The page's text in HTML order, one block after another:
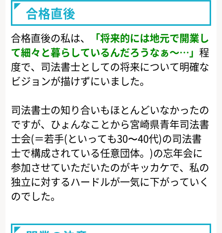
合格直後
合格直後の私は、
「将来的には地元で開業し
て細々と暮らしているんだろうなぁ～…」程
度で、司法書士としての将来について明確な
ビジョンが描けずにいました。
司法書士の知り合いもほとんどいなかったの
ですが、ひょんなことから宮崎県青年司法書
士会(＝若手(といっても30〜40代)の司法書
士で構成されている任意団体。)の忘年会に
参加させていただいたのがキッカケで、私の
独立に対するハードルが一気に下がっていく
のでした。